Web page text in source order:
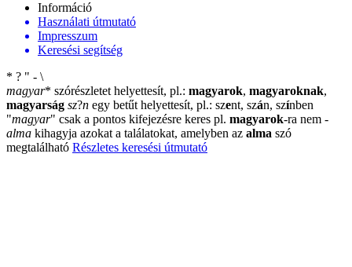
Információ
Használati útmutató
Impresszum
Keresési segítség
* ? " - \
magyar* szórészletet helyettesít, pl.: magyarok, magyaroknak,
magyarság sz?n egy betűt helyettesít, pl.: szent, szán, színben
"magyar" csak a pontos kifejezésre keres pl. magyarok-ra nem -
alma kihagyja azokat a találatokat, amelyben az alma szó
megtalálható Részletes keresési útmutató